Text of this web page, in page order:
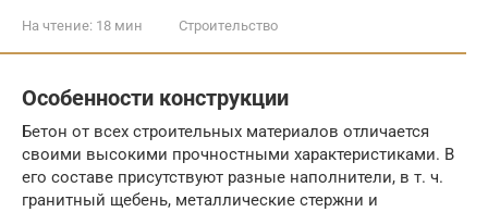
На чтение: 18 мин Строительство
Особенности конструкции
Бетон от всех строительных материалов отличается
своими высокими прочностными характеристиками. В
его составе присутствуют разные наполнители, в т. ч.
гранитный щебень, металлические стержни и